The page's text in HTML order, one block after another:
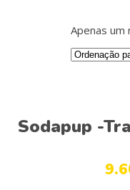
Apenas um
Sodapup -